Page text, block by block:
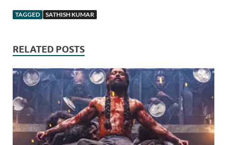
TAGGED SATHISH KUMAR
RELATED POSTS